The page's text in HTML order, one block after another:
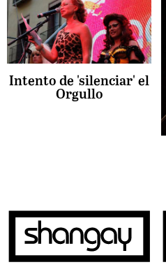
Intento de 'silenciar' el
Orgullo